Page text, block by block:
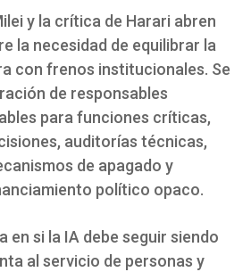
y la crítica de Harari abren
la necesidad de equilibrar la
con frenos institucionales. Se
de responsables
para funciones críticas,
auditorías técnicas,
de apagado y
político opaco.
en si la IA debe seguir siendo
al servicio de personas y